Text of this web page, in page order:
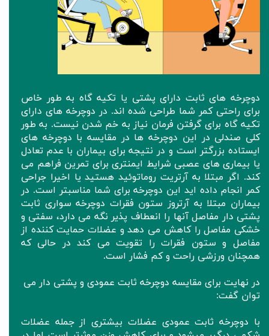
دوچرخه های ثابت دارای پشتی یا تکیه گاه به طور خاص
برای راحتی کمر شما طراحی شده اند. در دوچرخه‌ های دارای
تکیه گاه برای گرفتن فرمان نیاز به خم شدن نیست. به طور
کلی صندلی در این دوچرخه ها در مقایسه با دوچرخه های
ایستاده بزرگتر است و در نتیجه برای بیماران با عدم تعادل
یا بیماری های عصبی شرایط ایمنتری برای تمرین فراهم می
کند. اگر مبتلا به آرتریت روماتوئید هستید یا اخیرا جراحی
کمر انجام داده اید این دوچرخه برای شما مناسبتر است. در
بیماران مبتلا به آرتروز ستون فقرات دوچرخه سواری ثابت
پشتی دار مفاصل آنها را انعطاف پذیر نگه می دارد، سفتی و
خشکی مفاصل را کاهش می دهد و عضلات حمایت کننده از
مفاصل و ستون فقرات را تقویت می کند در حالی که
همچنان ورزشی راحت و کم فشار است.
در نهایت برای مقایسه دوچرخه ثابت عمودی و پشتی دار می
توان گفت:
با دوچرخه ثابت عمودی عضلات بیشتری از جمله عضلات